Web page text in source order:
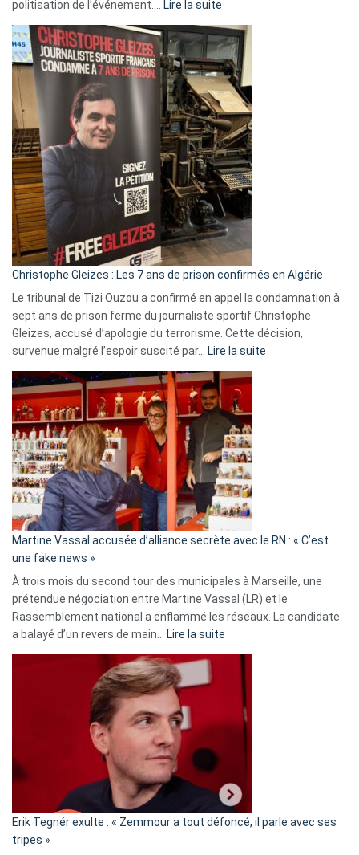
politisation de l’événement.… Lire la suite
Eurovision
2026
:
Pays-
Bas,
Espagne,
Irlande
et
Slovénie
rejettent
la
présence
d’Israël
Christophe Gleizes : Les 7 ans de prison confirmés en Algérie
Le tribunal de Tizi Ouzou a confirmé en appel la condamnation à
sept ans de prison ferme du journaliste sportif Christophe
Gleizes, accusé d’apologie du terrorisme. Cette décision,
survenue malgré l’espoir suscité par… Lire la suite
Algérie
Martine Vassal accusée d’alliance secrète avec le RN : « C’est
une fake news »
À trois mois du second tour des municipales à Marseille, une
prétendue négociation entre Martine Vassal (LR) et le
Rassemblement national a enflammé les réseaux. La candidate
a balayé d’un revers de main… Lire la suite
d’alliance
secrète
«
C’est
Erik Tegnér exulte : « Zemmour a tout défoncé, il parle avec ses
tripes »